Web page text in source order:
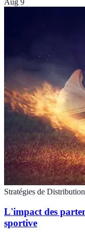
Aug 9
Stratégies de Distribution
L'impact des
sportive